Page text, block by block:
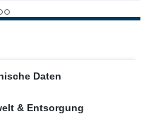
Daten
& Entsorgung